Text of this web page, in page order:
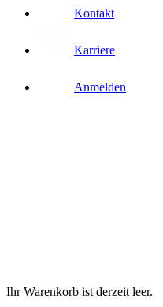
Kontakt
Karriere
Anmelden
Ihr Warenkorb ist derzeit leer.